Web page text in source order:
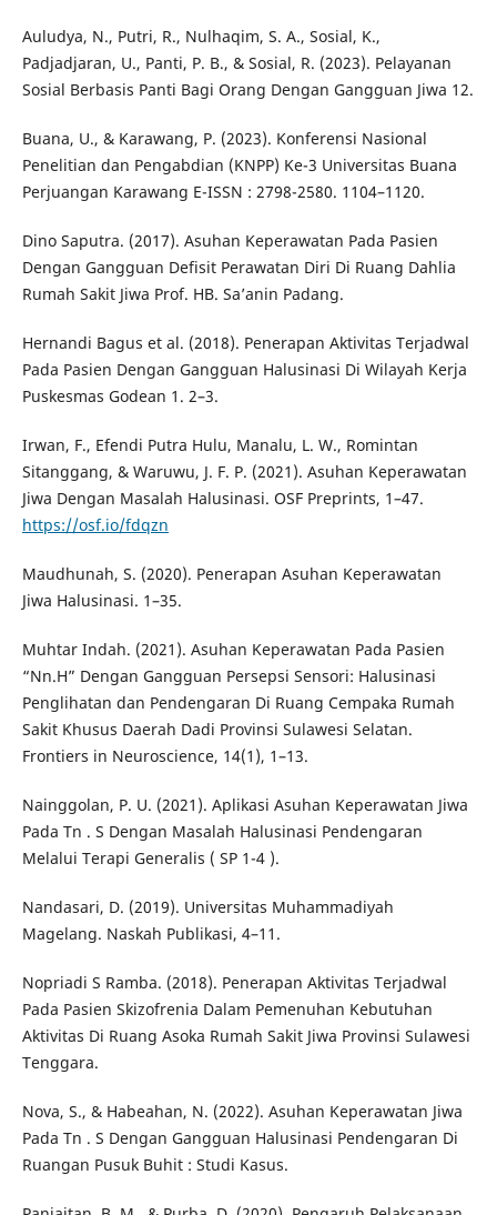
Auludya, N., Putri, R., Nulhaqim, S. A., Sosial, K.,
Padjadjaran, U., Panti, P. B., & Sosial, R. (2023). Pelayanan
Sosial Berbasis Panti Bagi Orang Dengan Gangguan Jiwa 12.
Buana, U., & Karawang, P. (2023). Konferensi Nasional
Penelitian dan Pengabdian (KNPP) Ke-3 Universitas Buana
Perjuangan Karawang E-ISSN : 2798-2580. 1104–1120.
Dino Saputra. (2017). Asuhan Keperawatan Pada Pasien
Dengan Gangguan Defisit Perawatan Diri Di Ruang Dahlia
Rumah Sakit Jiwa Prof. HB. Sa’anin Padang.
Hernandi Bagus et al. (2018). Penerapan Aktivitas Terjadwal
Pada Pasien Dengan Gangguan Halusinasi Di Wilayah Kerja
Puskesmas Godean 1. 2–3.
Irwan, F., Efendi Putra Hulu, Manalu, L. W., Romintan
Sitanggang, & Waruwu, J. F. P. (2021). Asuhan Keperawatan
Jiwa Dengan Masalah Halusinasi. OSF Preprints, 1–47.
https://osf.io/fdqzn
Maudhunah, S. (2020). Penerapan Asuhan Keperawatan
Jiwa Halusinasi. 1–35.
Muhtar Indah. (2021). Asuhan Keperawatan Pada Pasien
“Nn.H” Dengan Gangguan Persepsi Sensori: Halusinasi
Penglihatan dan Pendengaran Di Ruang Cempaka Rumah
Sakit Khusus Daerah Dadi Provinsi Sulawesi Selatan.
Frontiers in Neuroscience, 14(1), 1–13.
Nainggolan, P. U. (2021). Aplikasi Asuhan Keperawatan Jiwa
Pada Tn . S Dengan Masalah Halusinasi Pendengaran
Melalui Terapi Generalis ( SP 1-4 ).
Nandasari, D. (2019). Universitas Muhammadiyah
Magelang. Naskah Publikasi, 4–11.
Nopriadi S Ramba. (2018). Penerapan Aktivitas Terjadwal
Pada Pasien Skizofrenia Dalam Pemenuhan Kebutuhan
Aktivitas Di Ruang Asoka Rumah Sakit Jiwa Provinsi Sulawesi
Tenggara.
Nova, S., & Habeahan, N. (2022). Asuhan Keperawatan Jiwa
Pada Tn . S Dengan Gangguan Halusinasi Pendengaran Di
Ruangan Pusuk Buhit : Studi Kasus.